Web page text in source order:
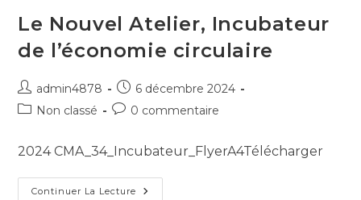
Le Nouvel Atelier, Incubateur
de l’économie circulaire
admin4878
6 décembre 2024
Non classé
0 commentaire
2024 CMA_34_Incubateur_FlyerA4Télécharger
Continuer La Lecture